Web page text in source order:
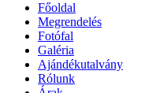
Főoldal
Megrendelés
Fotófal
Galéria
Ajándékutalvány
Rólunk